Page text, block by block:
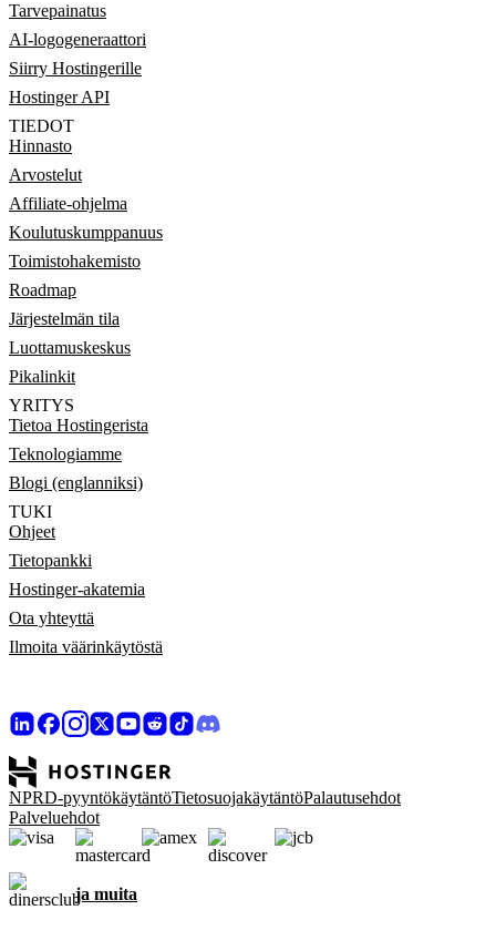
Tarvepainatus
AI-logogeneraattori
Siirry Hostingerille
Hostinger API
TIEDOT
Hinnasto
Arvostelut
Affiliate-ohjelma
Koulutuskumppanuus
Toimistohakemisto
Roadmap
Järjestelmän tila
Luottamuskeskus
Pikalinkit
YRITYS
Tietoa Hostingerista
Teknologiamme
Blogi (englanniksi)
TUKI
Ohjeet
Tietopankki
Hostinger-akatemia
Ota yhteyttä
Ilmoita väärinkäytöstä
NPRD-pyyntökäytäntöTietosuojakäytäntöPalautusehdot
Palveluehdot
ja muita